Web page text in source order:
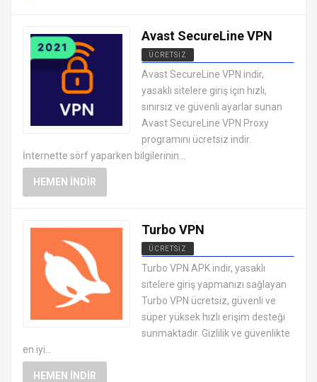
Avast SecureLine VPN
ÜCRETSIZ
ANDROID VPN APK
UYGULAMALARI ÜCRETSIZ
Avast SecureLine VPN indir,
yasaklı sitelere giriş için hızlı,
sınırsız ve güvenli ayarlar sunan
Avast SecureLine VPN Proxy
programını ücretsiz indir.
İnternette sörf yaparken bilgilerinin...
HEMEN İNDIR
Turbo VPN
ÜCRETSIZ
ANDROID VPN APK
UYGULAMALARI ÜCRETSIZ
Turbo VPN APK indir, yasaklı
sitelere giriş yapmanızı sağlayan
Turbo VPN ücretsiz, güvenli ve
süper yüksek hızlı erişim desteği
sunmaktadır. Gizlilik ve güvenlikte
en iyi...
HEMEN İNDIR